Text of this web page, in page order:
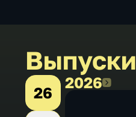
Выпуски
26
20262026